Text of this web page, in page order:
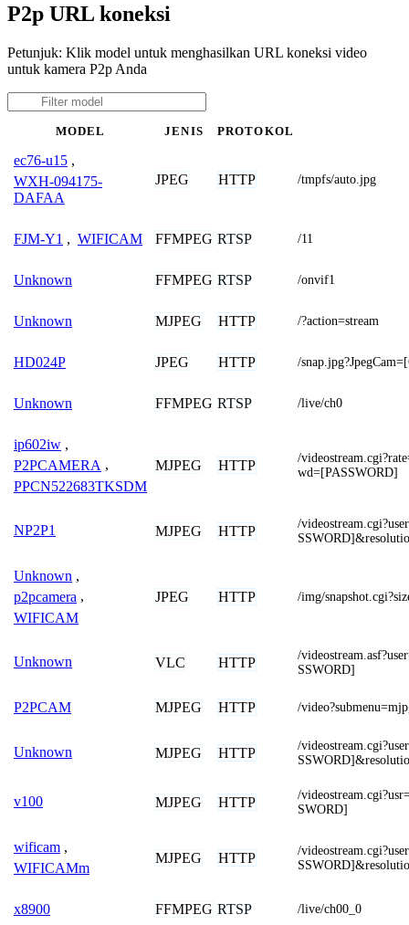
P2p URL koneksi
Petunjuk: Klik model untuk menghasilkan URL koneksi video
untuk kamera P2p Anda
MODEL JENIS PROTOKOL
ec76-u15 ,
WXH-094175-
DAFAA
JPEG HTTP /tmpfs/auto.jpg
FJM-Y1 , WIFICAM FFMPEG RTSP /11
Unknown FFMPEG RTSP /onvif1
Unknown MJPEG HTTP /?action=stream
HD024P JPEG HTTP /
Unknown FFMPEG RTSP /live/ch0
ip602iw ,
P2PCAMERA ,
PPCN522683TKSDM
MJPEG HTTP
/
wd=[PASSWORD]
NP2P1 MJPEG HTTP
/
Unknown ,
p2pcamera ,
WIFICAM
JPEG HTTP /img/
Unknown VLC HTTP
/
SSWORD]
P2PCAM MJPEG HTTP /
Unknown MJPEG HTTP
/
v100 MJPEG HTTP
/
SWORD]
wificam ,
WIFICAMm
MJPEG HTTP
/
x8900 FFMPEG RTSP /live/ch00_0